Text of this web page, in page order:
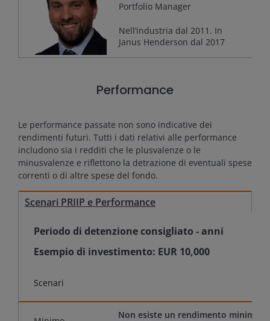
Portfolio Manager
Nell’industria dal 2011 . In
Janus Henderson dal 2017
Performance
Le performance passate non sono indicative dei
rendimenti futuri. Tutti i dati relativi alle performance
includono sia i redditi che le plusvalenze o le
minusvalenze e riflettono la detrazione di eventuali spese
correnti o di altre spese del fondo.
Scenari PRIIP e Performance
Periodo di detenzione consigliato -anni
Esempio di investimento: EUR 10,000
Scenari
Non esiste un rendimento minimo